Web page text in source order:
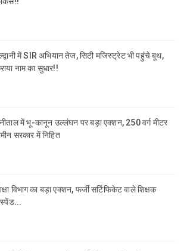
में SIR अभियान तेज, सिटी मजिस्ट्रेट भी पहुंचे बूथ,
नाम का सुधार!!
में भू-कानून उल्लंघन पर बड़ा एक्शन, 250 वर्ग मीटर
सरकार में निहित
विभाग का बड़ा एक्शन, फर्जी सर्टिफिकेट वाले शिक्षक